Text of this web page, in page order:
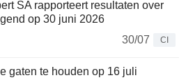
SA rapporteert resultaten over
op 30 juni 2026
30/07
CI
gaten te houden op 16 juli